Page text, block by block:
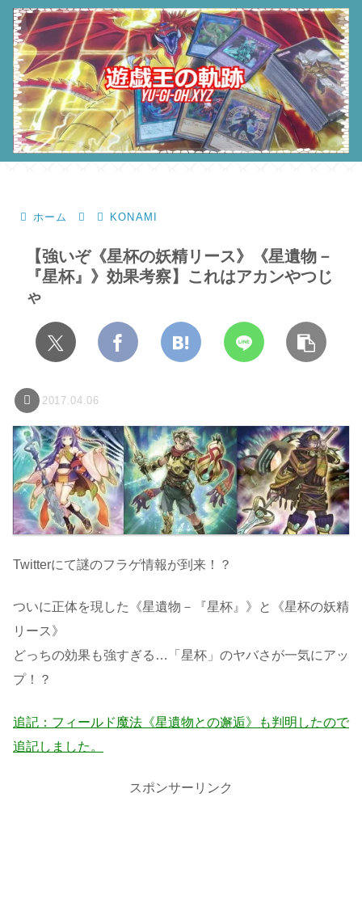
ホーム KONAMI
【強いぞ《星杯の妖精リース》《星遺物－
『星杯』》効果考察】これはアカンやつじ
ゃ
2017.04.06
Twitterにて謎のフラゲ情報が到来！？
ついに正体を現した《星遺物－『星杯』》と《星杯の妖精
リース》
どっちの効果も強すぎる…「星杯」のヤバさが一気にアッ
プ！？
追記：フィールド魔法《星遺物との邂逅》も判明したので
追記しました。
スポンサーリンク